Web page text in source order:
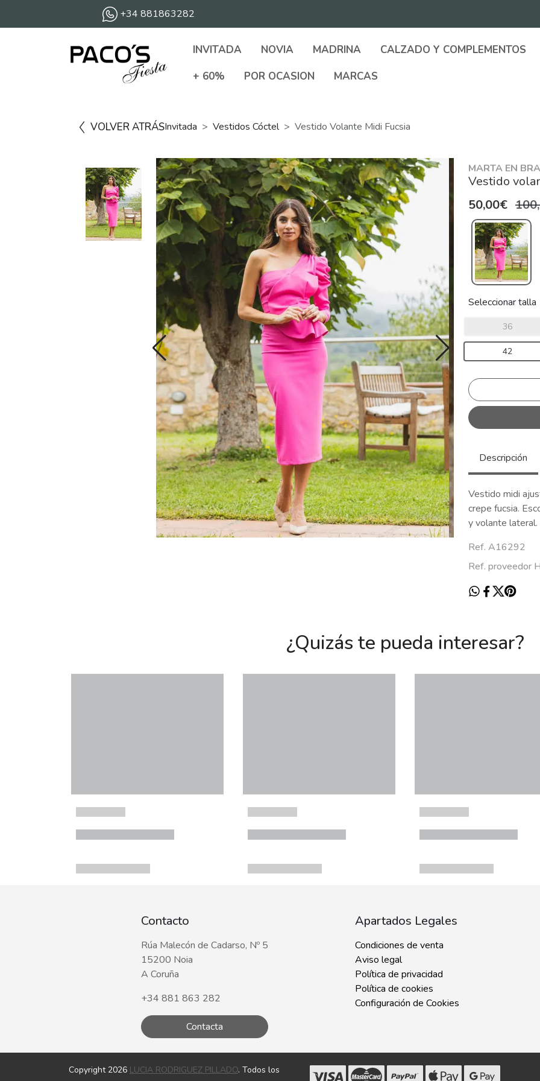
+34 881863282
INVITADA NOVIA MADRINA
CALZADO Y COMPLEMENTOS
+ 60%
POR OCASION MARCAS
VOLVER ATRÁSInvitada Vestidos Cóctel Vestido Volante Midi Fucsia
MARTA EN
Vestido
50,00€
Seleccionar talla
36
42
Descripción
Vestido midi
crepe fucsia.
y volante lateral.
Ref. A16292
Ref. proveedor
¿Quizás te pueda interesar?
Contacto
Rúa Malecón de Cadarso, Nº 5
15200 Noia
A Coruña
+34 881 863 282
Contacta
Apartados Legales
Condiciones de venta
Aviso legal
Política de privacidad
Política de cookies
Configuración de Cookies
Copyright 2026 LUCIA RODRIGUEZ PILLADO. Todos los